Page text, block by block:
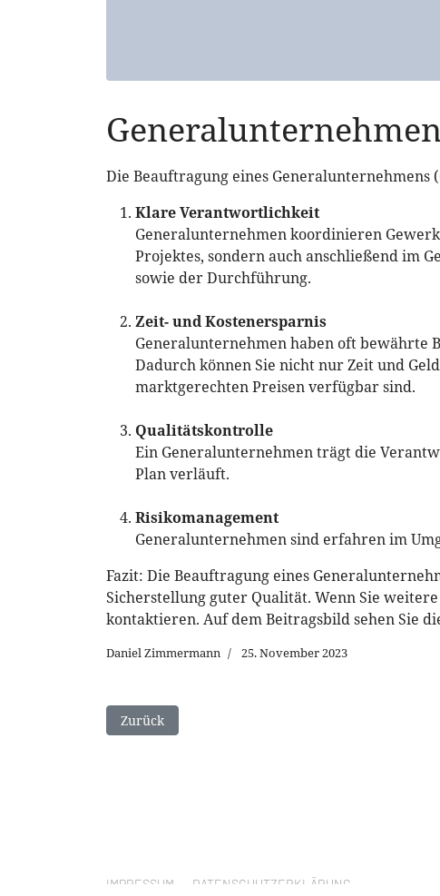
Die Beauftragung eines Generalunternehmens
Klare Verantwortlichkeit
Generalunternehmen koordinieren
Projektes, sondern auch anschließend im
sowie der Durchführung.
Zeit- und Kostenersparnis
Generalunternehmen haben oft bewährte
Dadurch können Sie nicht nur Zeit und
marktgerechten Preisen verfügbar sind.
Qualitätskontrolle
Ein Generalunternehmen trägt die
Plan verläuft.
Risikomanagement
Generalunternehmen sind erfahren im
Fazit: Die Beauftragung eines
Sicherstellung guter Qualität. Wenn Sie
kontaktieren. Auf dem Beitragsbild sehen Sie
Daniel Zimmermann 25. November 2023
Vorheriger Beitrag: Neues Jahr - Neues Tor
Zurück
IMPRESSUM DATENSCHUTZERKLÄRUNG